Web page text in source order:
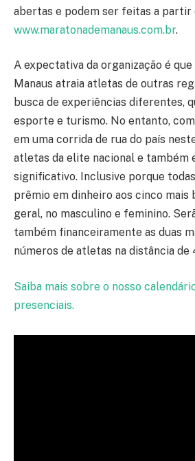
abertas e podem ser feitas a partir
www.maratonademanaus.com.br.
A expectativa da organização é
Manaus atraia atletas de outras
busca de experiências diferentes,
esporte e turismo. No entanto,
em uma corrida de rua do país
atletas da elite nacional e também
significativo. Inclusive porque
prêmio em dinheiro aos cinco mais
geral, no masculino e feminino.
também financeiramente as duas
números de atletas na distância de
Saiba mais sobre o nosso
presenciais.